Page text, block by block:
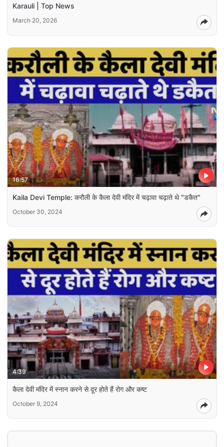
Karauli | Top News
March 20, 2026
16:57
Kaila Devi Temple: करौली के कैला देवी मंदिर में चढ़ावा चढ़ाते थे "डकैत"
October 30, 2024
4:39
कैला देवी मंदिर में स्नान करने से दूर होते हैं रोग और कष्ट
October 9, 2024